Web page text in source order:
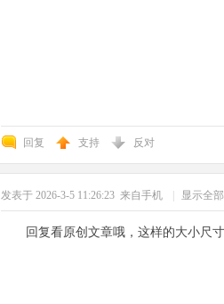
回复 支持 反对
发表于 2026-3-5 11:26:23 来自手机 显示全
回复看原创文章哦，这样的大小尺